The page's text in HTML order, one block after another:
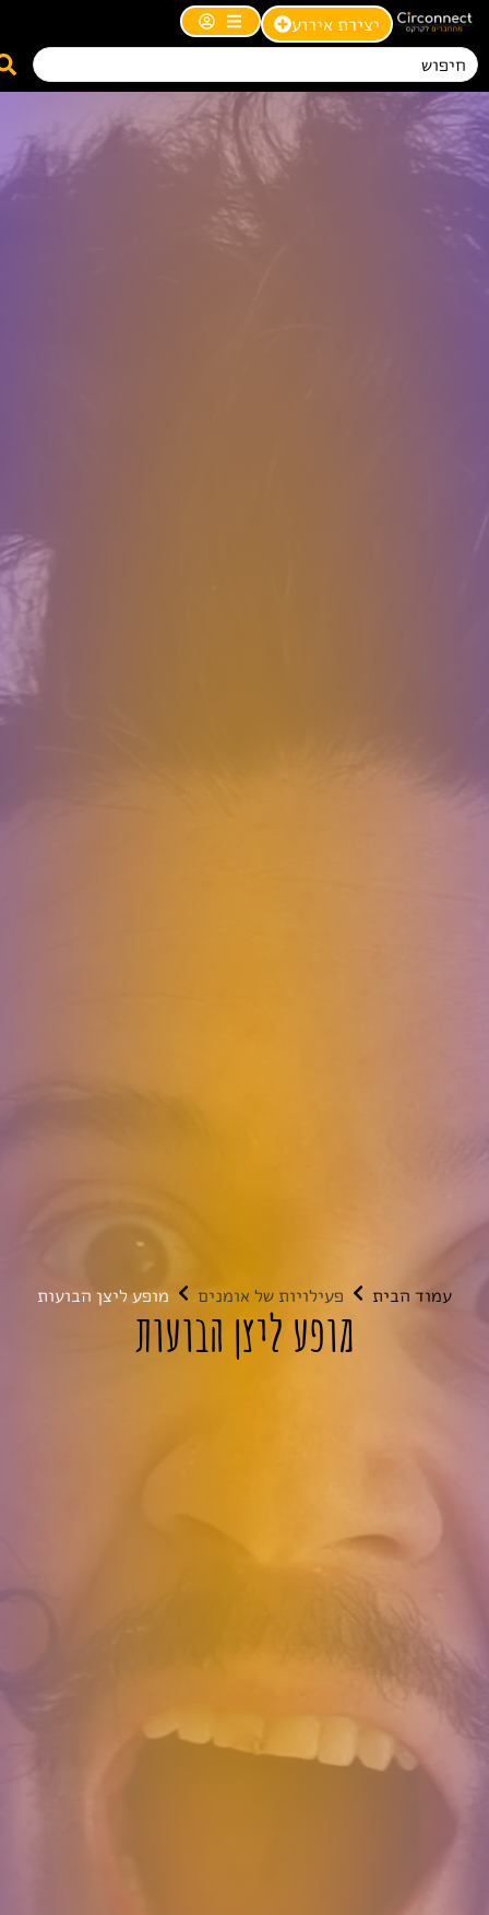
יצירת אירוע
עמוד הבית פעילויות של אומנים מופע ליצן הבועות
מופע ליצן הבועות